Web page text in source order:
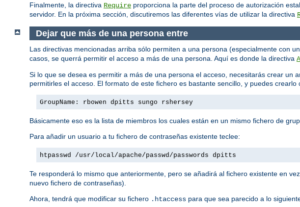
Finalmente, la directiva Require proporciona la parte del proceso de autorización
servidor. En la próxima sección, discutiremos las diferentes vías de utilizar la directiva
Dejar que más de una persona entre
Las directivas mencionadas arriba sólo permiten a una persona (especialmente con
casos, se querrá permitir el acceso a más de una persona. Aquí es donde la directiva
Si lo que se desea es permitir a más de una persona el acceso, necesitarás crear
permitirles el acceso. El formato de este fichero es bastante sencillo, y puedes
GroupName: rbowen dpitts sungo rshersey
Básicamente eso es la lista de miembros los cuales están en un mismo fichero de
Para añadir un usuario a tu fichero de contraseñas existente teclee:
htpasswd /usr/local/apache/passwd/passwords dpitts
Te responderá lo mismo que anteriormente, pero se añadirá al fichero existente en
nuevo fichero de contraseñas).
Ahora, tendrá que modificar su fichero .htaccess para que sea parecido a lo